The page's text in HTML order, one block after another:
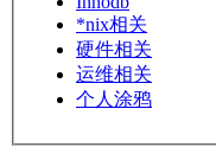
*nix相关
硬件相关
运维相关
个人涂鸦